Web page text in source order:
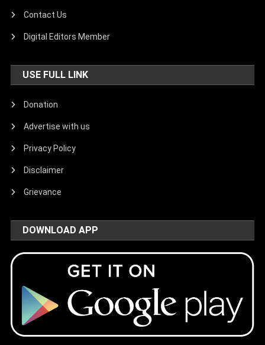
Contact Us
Digital Editors Member
USE FULL LINK
Donation
Advertise with us
Privacy Policy
Disclaimer
Grievance
DOWNLOAD APP